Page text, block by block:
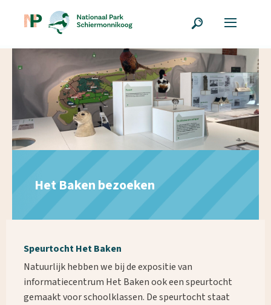
Het Baken bezoeken
Speurtocht Het Baken
Natuurlijk hebben we bij de expositie van
informatiecentrum Het Baken ook een speurtocht
gemaakt voor schoolklassen. De speurtocht staat